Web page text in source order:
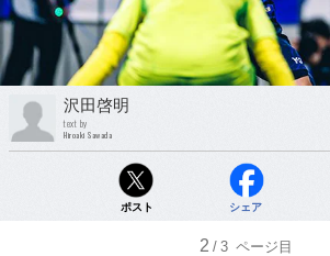
沢田啓明
text by
Hiroaki Sawada
ポスト シェア
2 /3 ページ目